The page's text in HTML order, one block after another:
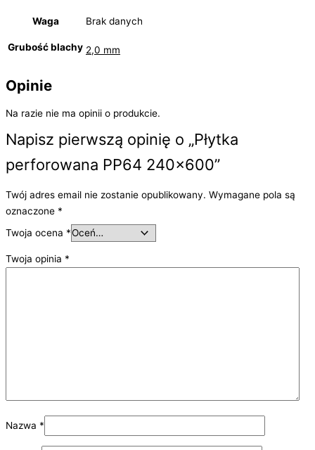
Waga Brak danych
Grubość blachy 2,0 mm
Opinie
Na razie nie ma opinii o produkcie.
Napisz pierwszą opinię o „Płytka
perforowana PP64 240×600”
Twój adres email nie zostanie opublikowany. Wymagane pola są
oznaczone *
Twoja ocena *
Twoja opinia *
Nazwa *